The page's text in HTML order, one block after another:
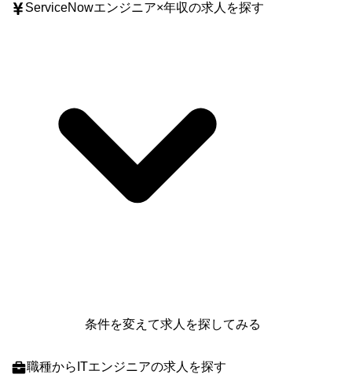
ServiceNowエンジニア×年収の求人を探す
条件を変えて求人を探してみる
職種からITエンジニアの求人を探す